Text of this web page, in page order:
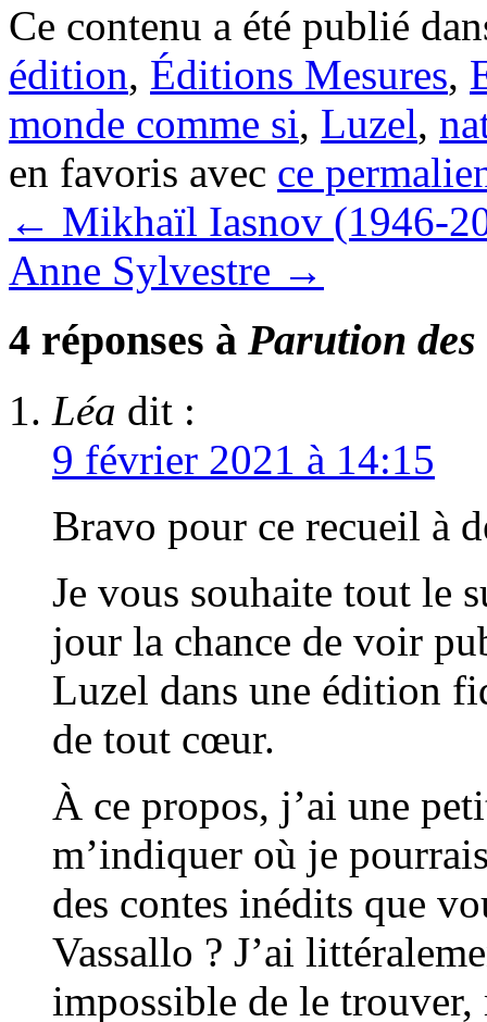
Ce contenu a été publié
édition, Éditions Mesures,
monde comme si, Luzel,
en favoris avec ce
← Mikhaïl Iasnov (1946-
Anne Sylvestre →
4 réponses à Parution des
Léa dit :
9 février 2021 à 14:15
Bravo pour ce recueil à
Je vous souhaite tout le
jour la chance de voir
Luzel dans une édition
de tout cœur.
À ce propos, j’ai une
m’indiquer où je
des contes inédits que
Vassallo ? J’ai
impossible de le trouver,